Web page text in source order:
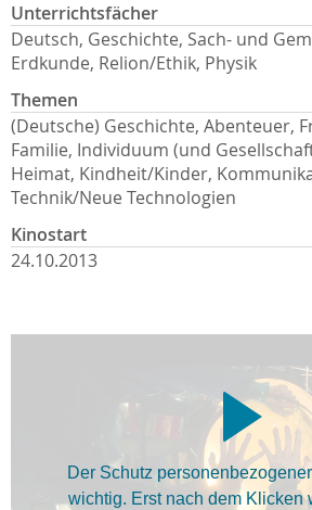
Unterrichtsfächer
Deutsch, Geschichte, Sach- und
Erdkunde, Relion/Ethik, Physik
Themen
(Deutsche) Geschichte, Abenteuer,
Familie, Individuum (und
Heimat, Kindheit/Kinder,
Technik/Neue Technologien
Kinostart
24.10.2013
Der Schutz
wichtig. Erst nach dem Klicken